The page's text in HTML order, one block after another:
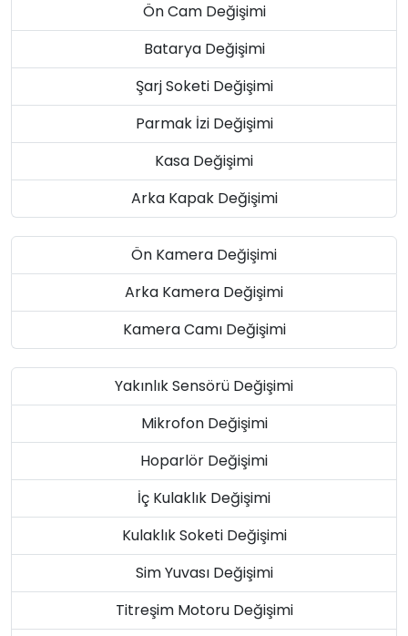
Ön Cam Değişimi
Batarya Değişimi
Şarj Soketi Değişimi
Parmak İzi Değişimi
Kasa Değişimi
Arka Kapak Değişimi
Ön Kamera Değişimi
Arka Kamera Değişimi
Kamera Camı Değişimi
Yakınlık Sensörü Değişimi
Mikrofon Değişimi
Hoparlör Değişimi
İç Kulaklık Değişimi
Kulaklık Soketi Değişimi
Sim Yuvası Değişimi
Titreşim Motoru Değişimi